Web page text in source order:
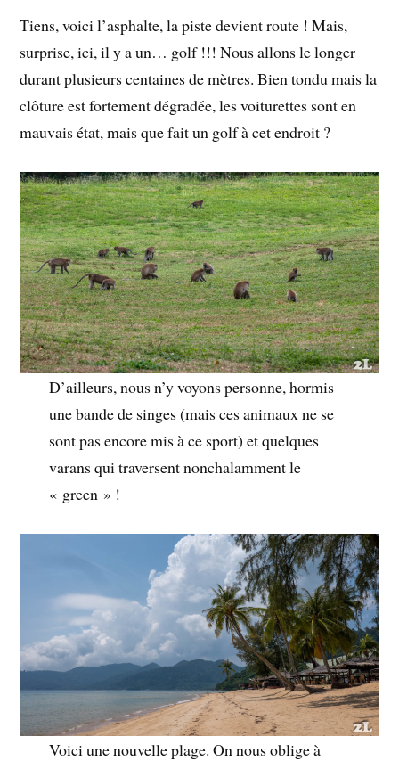
Tiens, voici l’asphalte, la piste devient route ! Mais,
surprise, ici, il y a un… golf !!! Nous allons le longer
durant plusieurs centaines de mètres. Bien tondu mais la
clôture est fortement dégradée, les voiturettes sont en
mauvais état, mais que fait un golf à cet endroit ?
D’ailleurs, nous n’y voyons personne, hormis
une bande de singes (mais ces animaux ne se
sont pas encore mis à ce sport) et quelques
varans qui traversent nonchalamment le
« green » !
Voici une nouvelle plage. On nous oblige à